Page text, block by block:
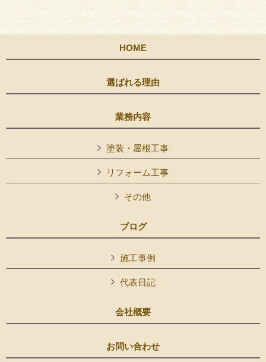
HOME
選ばれる理由
業務内容
塗装・屋根工事
リフォーム工事
その他
ブログ
施工事例
代表日記
会社概要
お問い合わせ